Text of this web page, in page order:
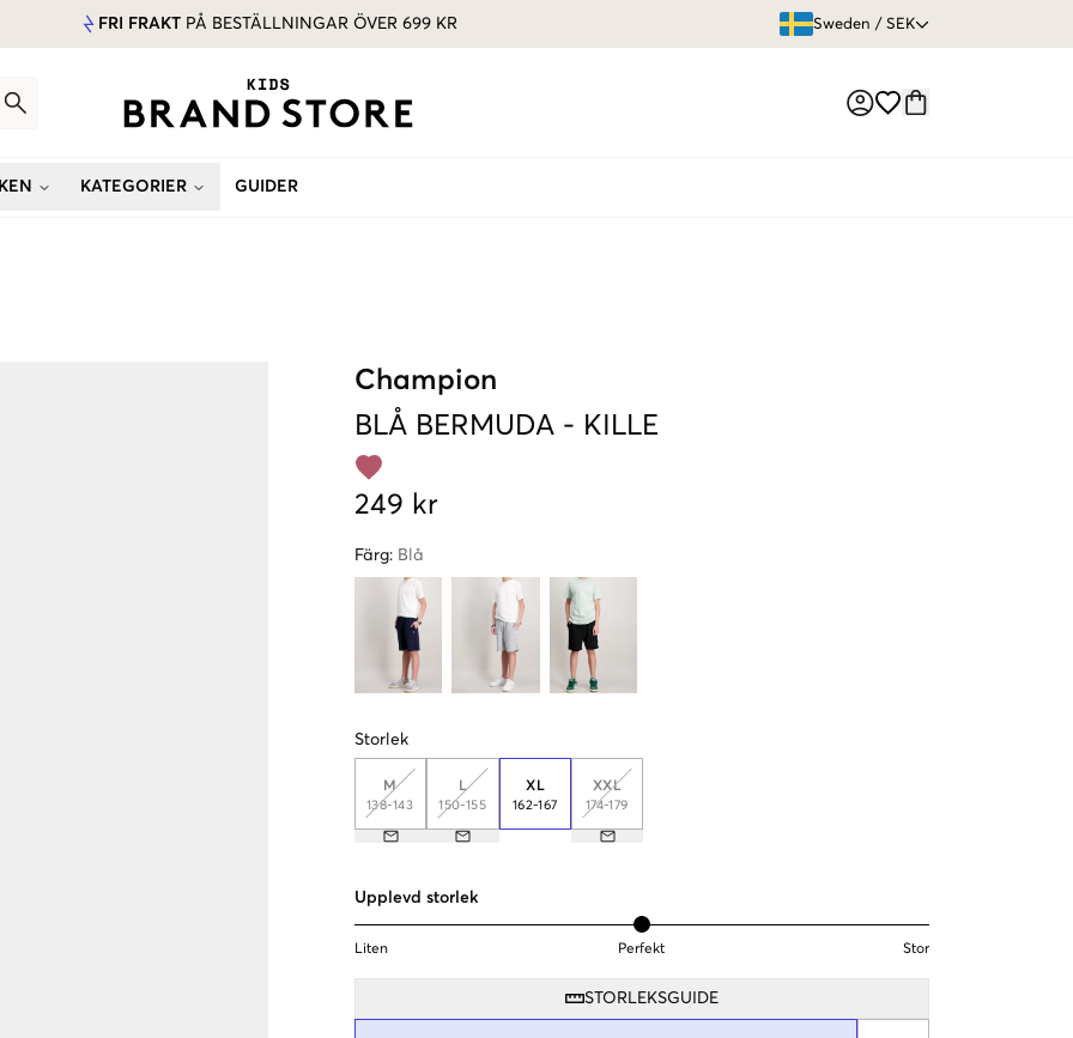
FRI FRAKT PÅ BESTÄLLNINGAR ÖVER 699 KR Sweden / SEK
KATEGORIER GUIDER
Champion
BLÅ BERMUDA - KILLE
249 kr
Färg: Blå
Storlek
M
138-143
L
150-155
XL
162-167
XXL
174-179
Upplevd storlek
Liten Perfekt Stor
STORLEKSGUIDE